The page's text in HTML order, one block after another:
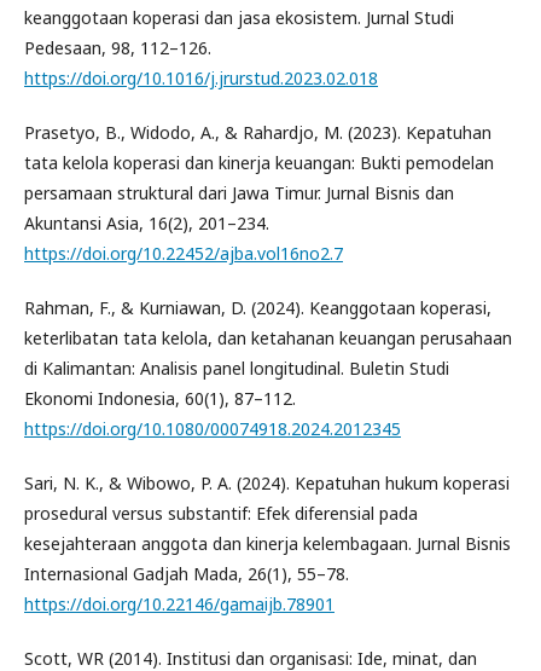
keanggotaan koperasi dan jasa ekosistem. Jurnal Studi
Pedesaan, 98, 112–126.
https://doi.org/10.1016/j.jrurstud.2023.02.018
Prasetyo, B., Widodo, A., & Rahardjo, M. (2023). Kepatuhan
tata kelola koperasi dan kinerja keuangan: Bukti pemodelan
persamaan struktural dari Jawa Timur. Jurnal Bisnis dan
Akuntansi Asia, 16(2), 201–234.
https://doi.org/10.22452/ajba.vol16no2.7
Rahman, F., & Kurniawan, D. (2024). Keanggotaan koperasi,
keterlibatan tata kelola, dan ketahanan keuangan perusahaan
di Kalimantan: Analisis panel longitudinal. Buletin Studi
Ekonomi Indonesia, 60(1), 87–112.
https://doi.org/10.1080/00074918.2024.2012345
Sari, N. K., & Wibowo, P. A. (2024). Kepatuhan hukum koperasi
prosedural versus substantif: Efek diferensial pada
kesejahteraan anggota dan kinerja kelembagaan. Jurnal Bisnis
Internasional Gadjah Mada, 26(1), 55–78.
https://doi.org/10.22146/gamaijb.78901
Scott, WR (2014). Institusi dan organisasi: Ide, minat, dan